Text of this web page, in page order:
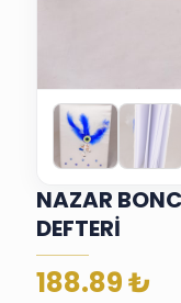
NAZAR
DEFTERİ
188.89₺